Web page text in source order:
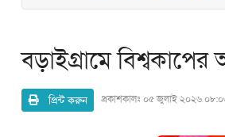
বড়াইগ্রামে
প্রিন্ট করুন প্রকাশকালঃ ০৫ জুলাই ২০২৬